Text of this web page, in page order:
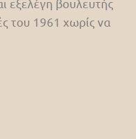
εξελέγη βουλευτής
του 1961 χωρίς να